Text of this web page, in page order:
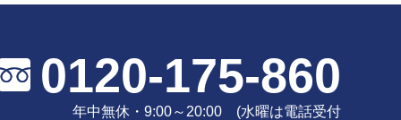
0120-175-860
年中無休・9:00～20:00 (水曜は電話受付